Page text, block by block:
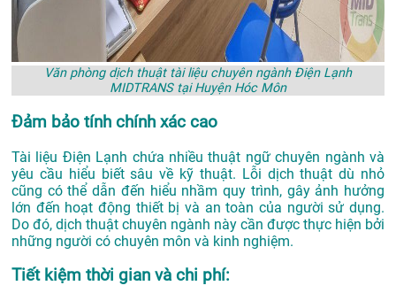
Văn phòng dịch thuật tài liệu chuyên ngành Điện Lạnh
MIDTRANS tại Huyện Hóc Môn
Đảm bảo tính chính xác cao
Tài liệu Điện Lạnh chứa nhiều thuật ngữ chuyên ngành và
yêu cầu hiểu biết sâu về kỹ thuật. Lỗi dịch thuật dù nhỏ
cũng có thể dẫn đến hiểu nhầm quy trình, gây ảnh hưởng
lớn đến hoạt động thiết bị và an toàn của người sử dụng.
Do đó, dịch thuật chuyên ngành này cần được thực hiện bởi
những người có chuyên môn và kinh nghiệm.
Tiết kiệm thời gian và chi phí: